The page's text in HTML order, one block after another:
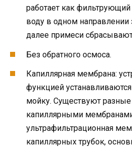
работает как фильтрующий
воду в одном
далее примеси
Без обратного осмоса.
Капиллярная мембрана:
функцией
мойку. Существуют разные
капиллярными
ультрафильтрационная
капиллярных трубок,